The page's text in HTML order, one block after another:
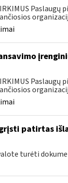
Paslaugų
Paslaugų
patirtas
turėti